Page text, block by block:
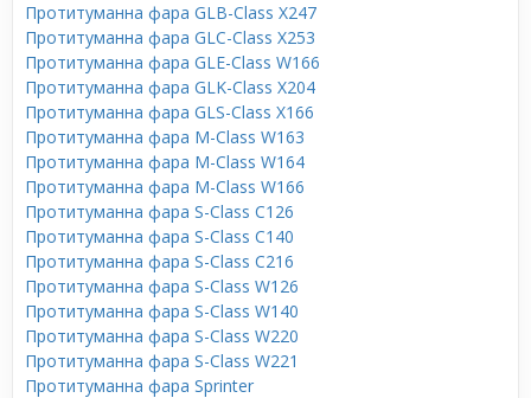
Протитуманна фара GLB-Class X247
Протитуманна фара GLC-Class X253
Протитуманна фара GLE-Class W166
Протитуманна фара GLK-Class X204
Протитуманна фара GLS-Class X166
Протитуманна фара M-Class W163
Протитуманна фара M-Class W164
Протитуманна фара M-Class W166
Протитуманна фара S-Class C126
Протитуманна фара S-Class C140
Протитуманна фара S-Class C216
Протитуманна фара S-Class W126
Протитуманна фара S-Class W140
Протитуманна фара S-Class W220
Протитуманна фара S-Class W221
Протитуманна фара Sprinter